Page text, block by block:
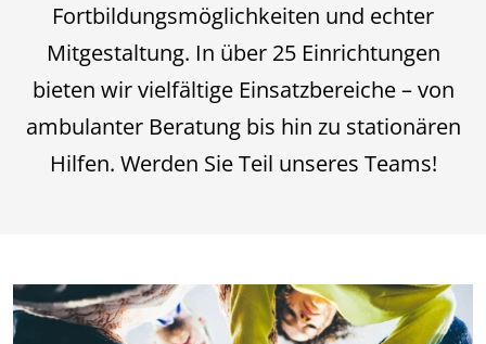
Fortbildungsmöglichkeiten und echter
Mitgestaltung. In über 25 Einrichtungen
bieten wir vielfältige Einsatzbereiche – von
ambulanter Beratung bis hin zu stationären
Hilfen. Werden Sie Teil unseres Teams!